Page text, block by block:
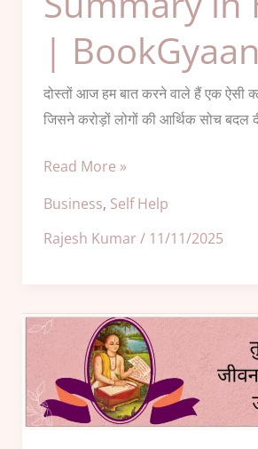
| BookGyaan
दोस्तों आज हम बात करने वाले हैं एक ऐसी
जिसने करोड़ों लोगों की आर्थिक सोच बदल
Read More »
Business, Self Help
Rajesh Kumar / 11/11/2025
Tulsidas
Ka
Jeevan
Parichay